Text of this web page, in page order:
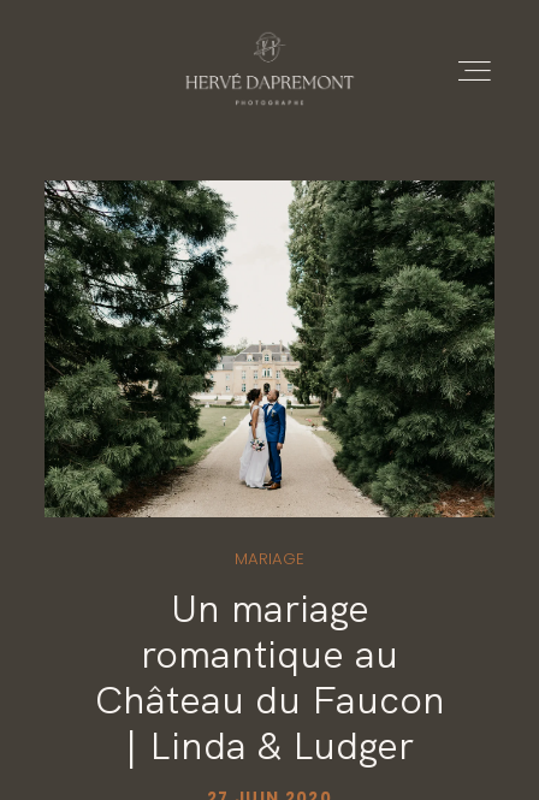
À PROPOS
PRESTATIONS
PORTFOLIOS
LE BLOG
CONTACT
GALERIES PRIVÉES
MARIAGE
Un mariage
romantique au
Château du Faucon
| Linda & Ludger